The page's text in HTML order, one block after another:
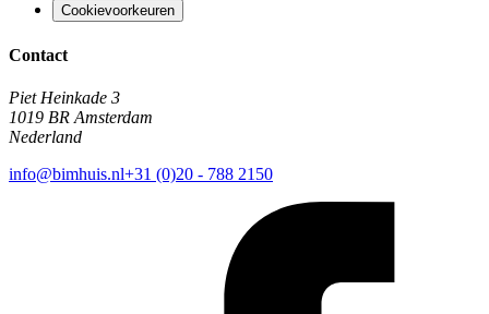
Cookievoorkeuren
Contact
Piet Heinkade 3
1019 BR Amsterdam
Nederland
info@bimhuis.nl+31 (0)20 - 788 2150